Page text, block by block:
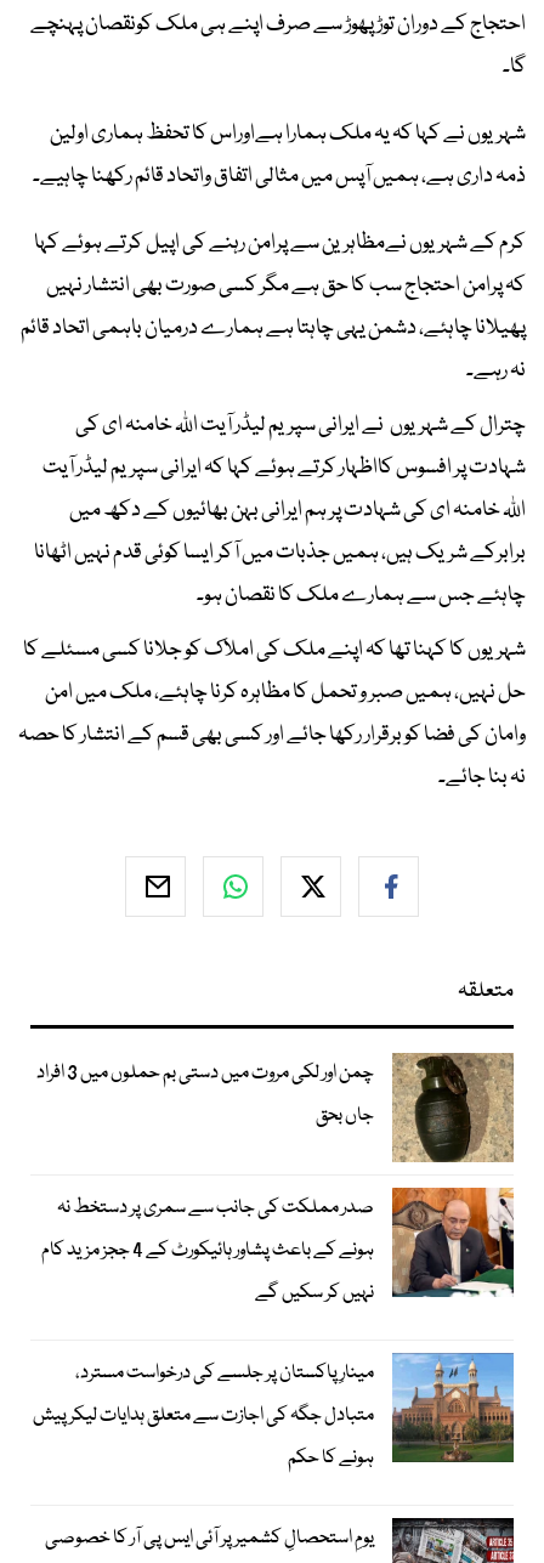
احتجاج کے دوران توڑ پھوڑ سے صرف اپنے ہی ملک کونقصان پہنچے
گا۔
شہریوں نے کہا کہ یہ ملک ہمارا ہےاوراس کا تحفظ ہماری اولین
ذمہ داری ہے، ہمیں آپس میں مثالی اتفاق واتحاد قائم رکھنا چاہیے۔
کرم کے شہریوں نےمظاہرین سے پرامن رہنے کی اپیل کرتے ہوئے کہا
کہ پرامن احتجاج سب کا حق ہے مگر کسی صورت بھی انتشار نہیں
پھیلانا چاہئے، دشمن یہی چاہتا ہے ہمارے درمیان باہمی اتحاد قائم
نہ رہے۔
چترال کے شہریوں نے ایرانی سپریم لیڈر آیت اللہ خامنہ ای کی
شہادت پر افسوس کااظہار کرتے ہوئے کہا کہ ایرانی سپریم لیڈر آیت
اللہ خامنہ ای کی شہادت پر ہم ایرانی بہن بھائیوں کے دکھ میں
برابرکے شریک ہیں، ہمیں جذبات میں آکر ایسا کوئی قدم نہیں اٹھانا
چاہئے جس سے ہمارے ملک کا نقصان ہو۔
شہریوں کا کہنا تھا کہ اپنے ملک کی املاک کو جلانا کسی مسئلے کا
حل نہیں، ہمیں صبر و تحمل کا مظاہرہ کرنا چاہئے، ملک میں امن
وامان کی فضا کوبرقرار رکھا جائے اور کسی بھی قسم کے انتشار کا حصہ
نہ بنا جائے۔
متعلقہ
چمن اور لکی مروت میں دستی بم حملوں میں 3 افراد
جاں بحق
صدر مملکت کی جانب سے سمری پر دستخط نہ
ہونے کے باعث پشاور ہائیکورٹ کے 4 ججز مزید کام
نہیں کر سکیں گے
مینارِ پاکستان پر جلسے کی درخواست مسترد،
متبادل جگہ کی اجازت سے متعلق ہدایات لیکر پیش
ہونے کا حکم
یومِ استحصالِ کشمیر پر آئی ایس پی آر کا خصوصی